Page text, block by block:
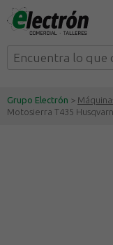
Grupo Electrón >
Motosierra T435